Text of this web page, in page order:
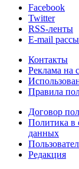
Facebook
Twitter
RSS-ленты
E-mail
Контакты
Реклама на
Правила
Договор
Политика в
данных
Редакция